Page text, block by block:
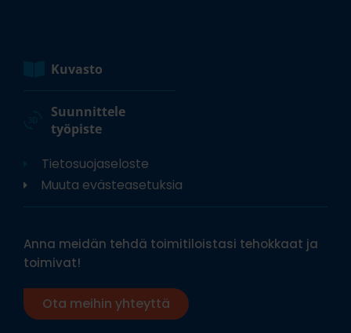
Kuvasto
Suunnittele
työpiste
Tietosuojaseloste
Muuta evästeasetuksia
Anna meidän tehdä toimitiloistasi tehokkaat ja
toimivat!
Ota meihin yhteyttä